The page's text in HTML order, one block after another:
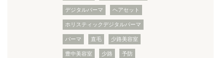
デジタルパーマ ヘアセット
ホリスティックデジタルパーマ
パーマ 直毛 少路美容室
豊中美容室 少路 予防